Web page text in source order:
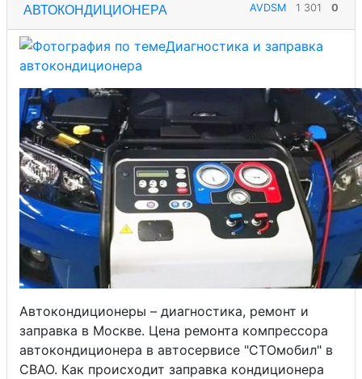
АВТОКОНДИЦИОНЕРА
AVDSM 1 301 0
Автокондиционеры – диагностика, ремонт и
заправка в Москве. Цена ремонта компрессора
автокондиционера в автосервисе "СТОмобил" в
СВАО. Как происходит заправка кондиционера